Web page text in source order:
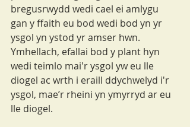
bregusrwydd wedi cael ei amlygu
gan y ffaith eu bod wedi bod yn yr
ysgol yn ystod yr amser hwn.
Ymhellach, efallai bod y plant hyn
wedi teimlo mai'r ysgol yw eu lle
diogel ac wrth i eraill ddychwelyd i'r
ysgol, mae’r rheini yn ymyrryd ar eu
lle diogel.